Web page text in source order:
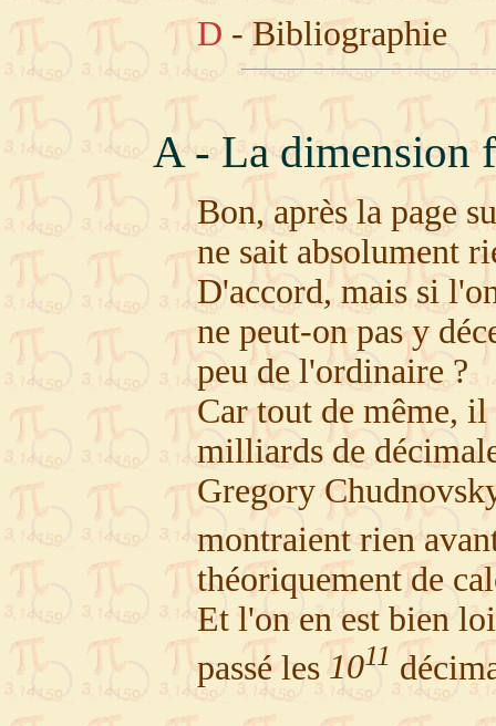
D - Bibliographie
A - La dimension
Bon, après la page
ne sait absolument
D'accord, mais si
ne peut-on pas y
peu de l'ordinaire ?
Car tout de même, il
milliards de
Gregory
montraient rien
théoriquement de
Et l'on en est bien
passé les1011